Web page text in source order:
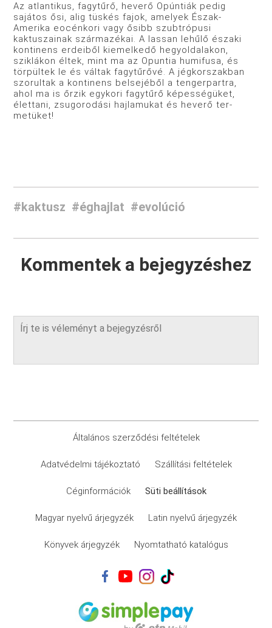
Az atlantikus, fagytűrő, heverő Opúntiák pedig
sajátos ősi, alig tüskés fajok, amelyek Észak-
Amerika eocénkori vagy ősibb szubtrópusi
kaktuszainak származékai. A lassan lehűlő északi
kontinens erdeiből kiemelkedő hegyoldalakon,
sziklá­kon éltek, mint ma az Opuntia humifusa, és
törpültek le és váltak fagytűrővé. A jégkorszakban
szorultak a kontinens belsejéből a tengerpartra,
ahol ma is őrzik egykori fagytűrő képességüket,
élettani, zsugorodási hajlamukat és heverő ter­
metüket!
#kaktusz #éghajlat #evolúció
Kommentek a bejegyzéshez
Általános szerződési feltételek
Adatvédelmi tájékoztató Szállítási feltételek
Céginformációk Süti beállítások
Magyar nyelvű árjegyzék Latin nyelvű árjegyzék
Könyvek árjegyzék Nyomtatható katalógus